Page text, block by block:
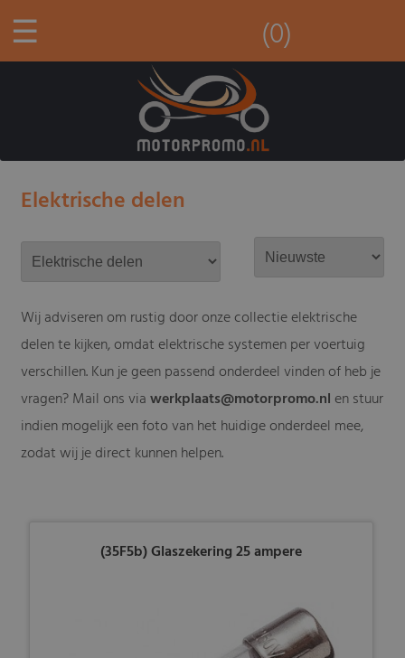
☰ (0)
Elektrische delen
Wij adviseren om rustig door onze collectie elektrische
delen te kijken, omdat elektrische systemen per voertuig
verschillen. Kun je geen passend onderdeel vinden of heb je
vragen? Mail ons viawerkplaats@motorpromo.nl en stuur
indien mogelijk een foto van het huidige onderdeel mee,
zodat wij je direct kunnen helpen.
(35F5b) Glaszekering 25 ampere